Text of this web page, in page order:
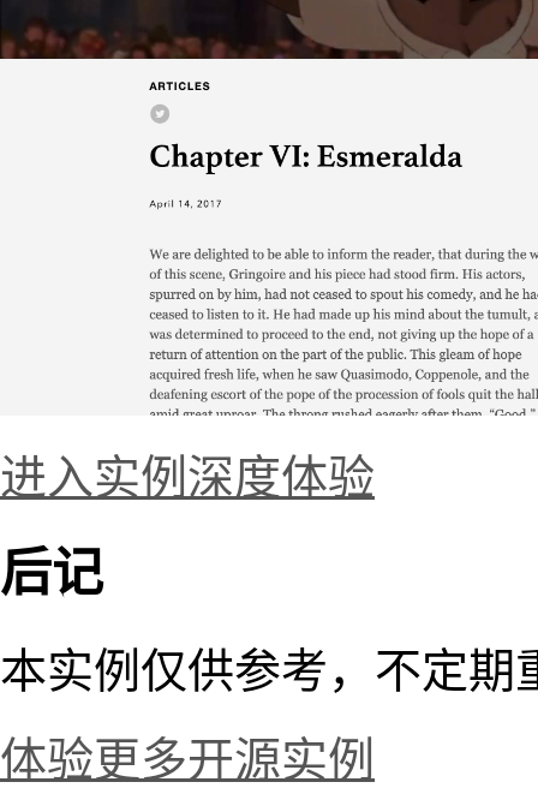
进入实例深度体验
后记
本实例仅供参考，不定期
体验更多开源实例